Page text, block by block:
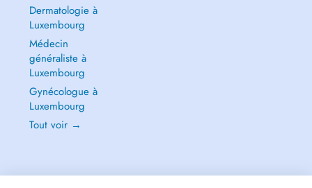
Dermatologie à
Luxembourg
Médecin
généraliste à
Luxembourg
Gynécologue à
Luxembourg
Tout voir →